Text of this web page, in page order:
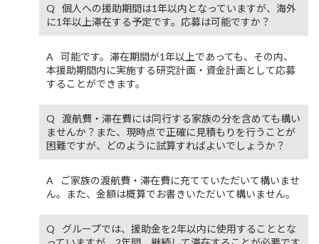
個人への援助期間は1年以内となっていますが、海外
に1年以上滞在する予定です。応募は可能ですか？
可能です。滞在期間が1年以上であっても、その内、
本援助期間内に実施する研究計画・資金計画として応募
することができます。
渡航費・滞在費には同行する家族の分を含めても構い
ませんか？また、現時点で正確に見積もりを行うことが
困難ですが、どのように試算すればよいでしょうか？
ご家族の渡航費・滞在費に充てていただいて構いませ
ん。また、金額は概算でお書きいただいて構いません。
グループでは、援助金を2年以内に使用することとな